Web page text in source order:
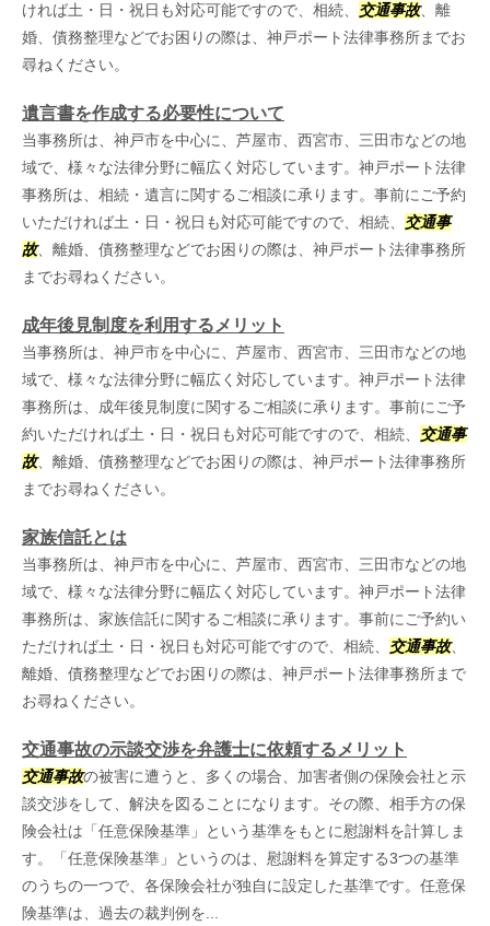
ければ土・日・祝日も対応可能ですので、相続、 交通事故、離
婚、債務整理などでお困りの際は、神戸ポート法律事務所までお
尋ねください。
遺言書を作成する必要性について
当事務所は、神戸市を中心に、芦屋市、西宮市、三田市などの地
域で、様々な法律分野に幅広く対応しています。神戸ポート法律
事務所は、相続・遺言に関するご相談に承ります。事前にご予約
いただければ土・日・祝日も対応可能ですので、相続、 交通事
故、離婚、債務整理などでお困りの際は、神戸ポート法律事務所
までお尋ねください。
成年後見制度を利用するメリット
当事務所は、神戸市を中心に、芦屋市、西宮市、三田市などの地
域で、様々な法律分野に幅広く対応しています。神戸ポート法律
事務所は、成年後見制度に関するご相談に承ります。事前にご予
約いただければ土・日・祝日も対応可能ですので、相続、 交通事
故、離婚、債務整理などでお困りの際は、神戸ポート法律事務所
までお尋ねください。
家族信託とは
当事務所は、神戸市を中心に、芦屋市、西宮市、三田市などの地
域で、様々な法律分野に幅広く対応しています。神戸ポート法律
事務所は、家族信託に関するご相談に承ります。事前にご予約い
ただければ土・日・祝日も対応可能ですので、相続、 交通事故、
離婚、債務整理などでお困りの際は、神戸ポート法律事務所まで
お尋ねください。
交通事故の示談交渉を弁護士に依頼するメリット
交通事故の被害に遭うと、多くの場合、加害者側の保険会社と示
談交渉をして、解決を図ることになります。その際、相手方の保
険会社は「任意保険基準」という基準をもとに慰謝料を計算しま
す。「任意保険基準」というのは、慰謝料を算定する3つの基準
のうちの一つで、各保険会社が独自に設定した基準です。任意保
険基準は、過去の裁判例を...